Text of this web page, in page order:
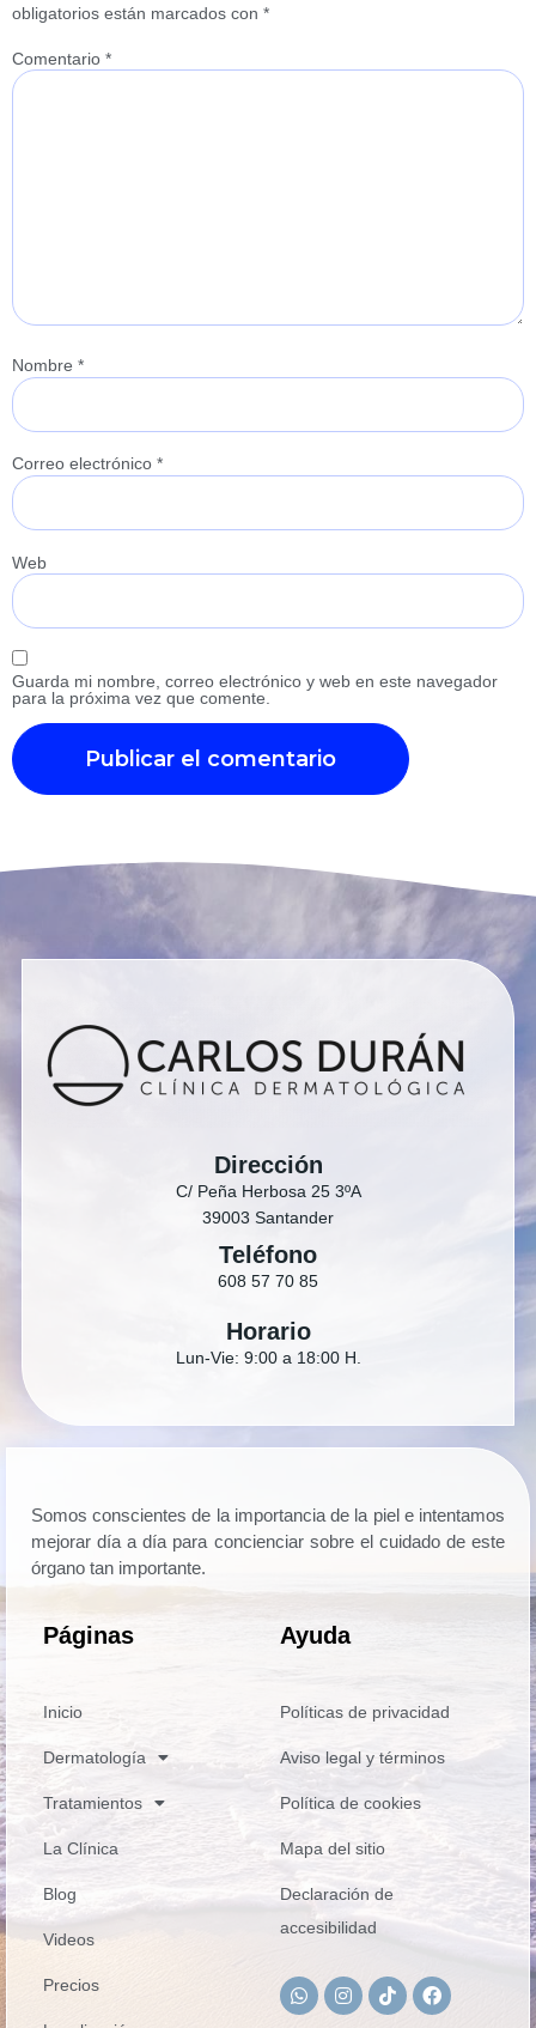
obligatorios están marcados con *
Comentario *
Nombre *
Correo electrónico *
Web
Guarda mi nombre, correo electrónico y web en este navegador
para la próxima vez que comente.
Dirección
C/ Peña Herbosa 25 3ºA
39003 Santander
Teléfono
608 57 70 85
Horario
Lun-Vie: 9:00 a 18:00 H.
Somos conscientes de la importancia de la piel e intentamos
mejorar día a día para concienciar sobre el cuidado de este
órgano tan importante.
Páginas
Inicio
Dermatología
Tratamientos
La Clínica
Blog
Videos
Precios
Ayuda
Políticas de privacidad
Aviso legal y términos
Política de cookies
Mapa del sitio
Declaración de
accesibilidad